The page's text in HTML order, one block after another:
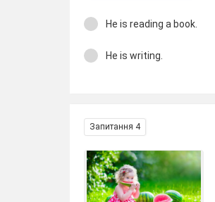
He is reading a book.
He is writing.
Запитання 4